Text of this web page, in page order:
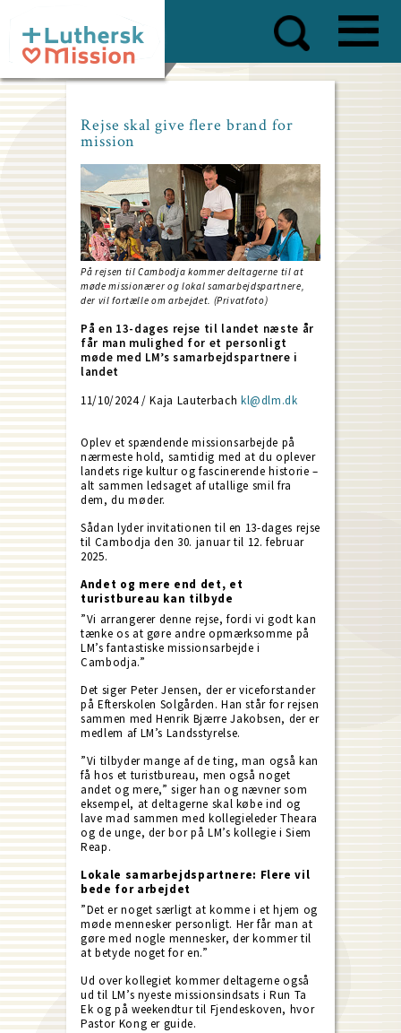
main
content
Rejse skal give flere brand for
mission
På rejsen til Cambodja kommer deltagerne til at
møde missionærer og lokal samarbejdspartnere,
der vil fortælle om arbejdet. (Privatfoto)
På en 13-dages rejse til landet næste år
får man mulighed for et personligt
møde med LM’s samarbejdspartnere i
landet
11/10/2024 / Kaja Lauterbach kl@dlm.dk
Oplev et spændende missionsarbejde på
nærmeste hold, samtidig med at du oplever
landets rige kultur og fascinerende historie –
alt sammen ledsaget af utallige smil fra
dem, du møder.
Sådan lyder invitationen til en 13-dages rejse
til Cambodja den 30. januar til 12. februar
2025.
Andet og mere end det, et
turistbureau kan tilbyde
”Vi arrangerer denne rejse, fordi vi godt kan
tænke os at gøre andre opmærksomme på
LM’s fantastiske missionsarbejde i
Cambodja.”
Det siger Peter Jensen, der er viceforstander
på Efterskolen Solgården. Han står for rejsen
sammen med Henrik Bjærre Jakobsen, der er
medlem af LM’s Landsstyrelse.
”Vi tilbyder mange af de ting, man også kan
få hos et turistbureau, men også noget
andet og mere,” siger han og nævner som
eksempel, at deltagerne skal købe ind og
lave mad sammen med kollegieleder Theara
og de unge, der bor på LM’s kollegie i Siem
Reap.
Lokale samarbejdspartnere: Flere vil
bede for arbejdet
”Det er noget særligt at komme i et hjem og
møde mennesker personligt. Her får man at
gøre med nogle mennesker, der kommer til
at betyde noget for en.”
Ud over kollegiet kommer deltagerne også
ud til LM’s nyeste missionsindsats i Run Ta
Ek og på weekendtur til Fjendeskoven, hvor
Pastor Kong er guide.